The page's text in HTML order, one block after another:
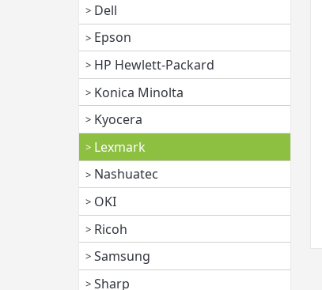
Dell
Epson
HP Hewlett-Packard
Konica Minolta
Kyocera
Lexmark
Nashuatec
OKI
Ricoh
Samsung
Sharp